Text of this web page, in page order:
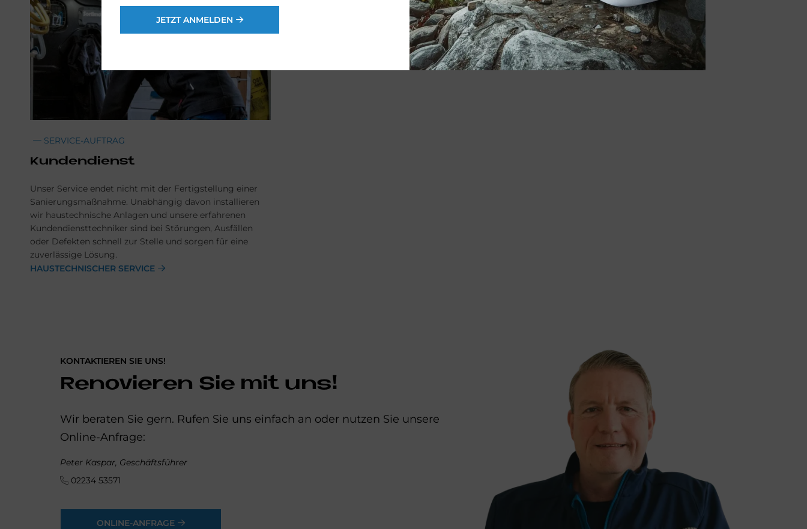
SERVICE-AUFTRAG
Kun­den­dienst
Unser Service endet nicht mit der Fertigstellung einer
Sanierungsmaßnahme. Unabhängig davon installieren
wir haustechnische Anlagen und unsere erfahrenen
Kundendiensttechniker sind bei Störungen, Ausfällen
oder Defekten schnell zur Stelle und sorgen für eine
zuverlässige Lösung.
HAUSTECHNISCHER SERVICE
KONTAKTIEREN SIE UNS!
Renovieren Sie mit uns!
Wir beraten Sie gern. Rufen Sie uns einfach an oder nutzen Sie unsere
Online-Anfrage:
Peter Kaspar, Geschäftsführer
02234 53571
ONLINE-ANFRAGE
JETZT ANMELDEN